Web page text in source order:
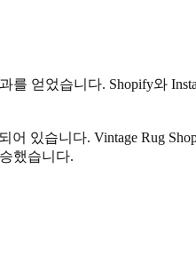
얻었습니다. Shopify와
있습니다. Vintage Rug
했습니다.